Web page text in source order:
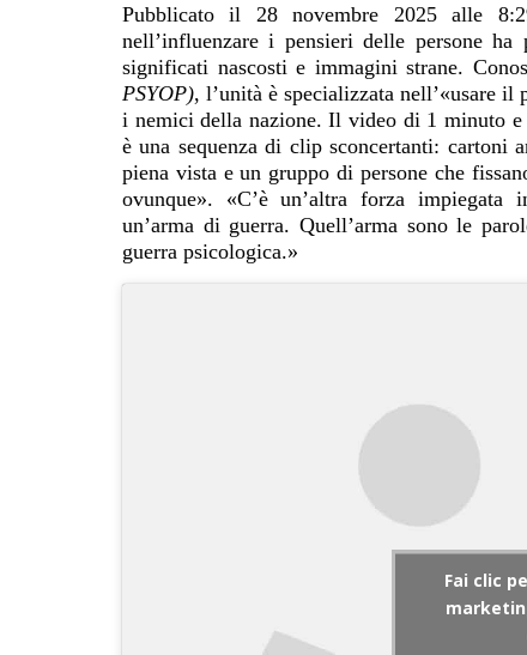
Pubblicato il 28 novembre 2025 alle
nell’influenzare i pensieri delle persone
significati nascosti e immagini strane.
PSYOP), l’unità è specializzata nell’«usare
i nemici della nazione. Il video di 1 minuto
è una sequenza di clip sconcertanti: cartoni
piena vista e un gruppo di persone che
ovunque». «C’è un’altra forza impiegata
un’arma di guerra. Quell’arma sono le
guerra psicologica.»
Fai clic